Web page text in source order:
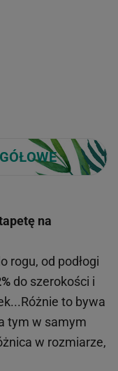
na
rogu, od podłogi
do szerokości i
to bywa
tym w samym
w rozmiarze,